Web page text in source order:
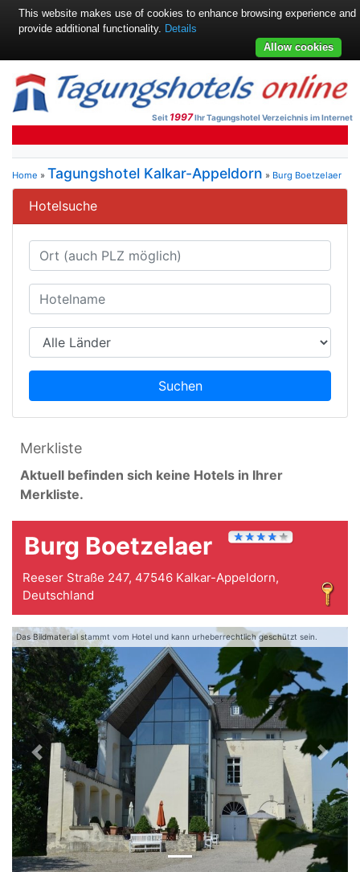
Seit 1997Ihr Tagungshotel Verzeichnis im Internet
Home » Tagungshotel Kalkar-Appeldorn » Burg Boetzelaer
Hotelsuche
Suchen
Merkliste
Aktuell befinden sich keine Hotels in Ihrer
Merkliste.
Burg Boetzelaer
Reeser Straße 247, 47546 Kalkar-Appeldorn,
Deutschland
Das Bildmaterial stammt vom Hotel und kann urheberrechtlich geschützt sein.
Zurück
This website makes use of cookies to enhance browsing experience and
provide additional functionality. Details
Allow cookies